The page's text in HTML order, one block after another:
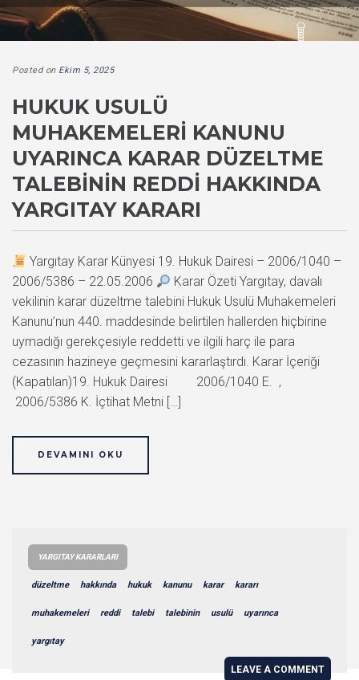
Posted on Ekim 5, 2025
HUKUK USULÜ
MUHAKEMELERI KANUNU
UYARINCA KARAR DÜZELTME
TALEBININ REDDI HAKKINDA
YARGITAY KARARI
Yargıtay Karar Künyesi 19. Hukuk Dairesi – 2006/1040 –
2006/5386 – 22.05.2006
Karar Özeti Yargıtay, davalı
vekilinin karar düzeltme talebini Hukuk Usulü Muhakemeleri
Kanunu’nun 440. maddesinde belirtilen hallerden hiçbirine
uymadığı gerekçesiyle reddetti ve ilgili harç ile para
cezasının hazineye geçmesini kararlaştırdı. Karar İçeriği
(Kapatılan)19. Hukuk Dairesi 2006/1040 E. ,
2006/5386 K. İçtihat Metni […]
DEVAMINI OKU
YARGITAY KARARLARI
düzeltme hakkında hukuk kanunu karar kararı
muhakemeleri reddi talebi talebinin usulü uyarınca
yargıtay
LEAVE A COMMENT